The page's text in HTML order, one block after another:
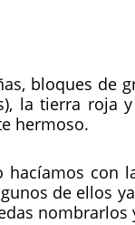
bloques de
la tierra roja
hermoso.
con
de ellos
nombrarlos